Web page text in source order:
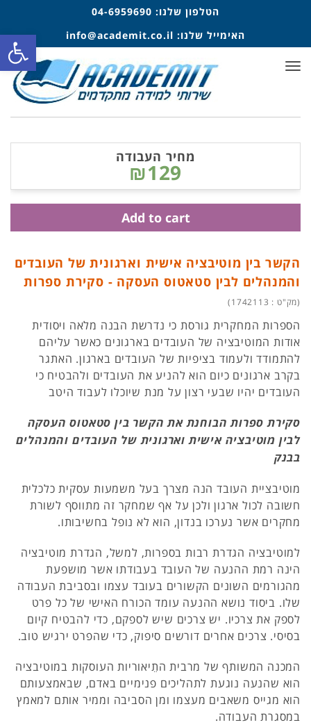
הטלפון שלנו: 04-6959690
האימייל שלנו: info@academit.co.il
תפריט
הקשר בין מוטיבציה אישית וארגונית של העובדים
והמנהלים לבין סטאטוס העסקה - סקירת ספרות
(מק"ט : 1742113)
הספרות המחקרית גורסת כי נדרשת הבנה מלאה ויסודית
אודות המוטיבציה של העובדים בארגונים כאשר עליהם
להתמודד ולעמוד בציפיות של העובדים בארגון. האתגר
בקרב ארגונים כיום הוא להניע את העובדים ולהבטיח כי
העובדים יהיו שבעי רצון על מנת שיוכלו לעבוד היטב
סקירת ספרות הבוחנת את הקשר בין סטאטוס העסקה
לבין מוטיבציה אישית וארגונית של העובדים והמנהלים
בבנק
מוטיבציית העובד הנה מצרך בעל משמעות עסקית כלכלית
חשובה לכול ארגון ולכן על אף שמחקר זה מתווסף לשורת
מחקרים אשר נערכו בנדון, הוא לא נופל בחשיבותו.
למוטיבציה הגדרת רבות בספרות, למשל, הגדרת מוטיבציה
הינה רמת ההנעה של העובד בעבודתו אשר מושפעת
מהגורמים השונים הקשורים בעובד עצמו ובסביבת העבודה
שלו. ביסוד נושא ההנעה עומד הכורח האישי של כל פרט
לספק את צרכיו. יש צרכים שיש לספקם, כדי להבטיח קיום
בסיסי. צרכים אחרים דורשים סיפוק, כדי שהפרט ירגיש טוב.
המכנה המשותף של מרבית התֵיאוריות העוסקות במוטיבציה
הוא שהנעה נוגעת לתהליכים פנימיים באדם, שבאמצעותם
הוא מגייס משאבים מעצמו ומן הסביבה וממיר אותם למאמץ
במסגרת העבודה.
מחיר העבודה
₪129
Add to cart
פתח